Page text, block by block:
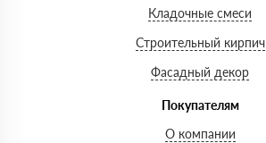
Кладочные смеси
Строительный кирпич
Фасадный декор
Покупателям
О компании